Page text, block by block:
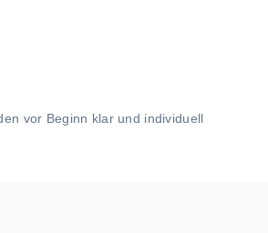
vor Beginn klar und individuell